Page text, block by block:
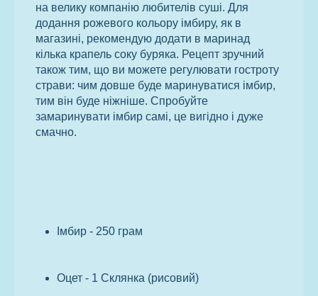
на велику компанію любителів суші. Для
додання рожевого кольору імбиру, як в
магазині, рекомендую додати в маринад
кілька крапель соку буряка. Рецепт зручний
також тим, що ви можете регулювати гостроту
страви: чим довше буде маринуватися імбир,
тим він буде ніжніше. Спробуйте
замаринувати імбир самі, це вигідно і дуже
смачно.
Імбир - 250 грам
Оцет - 1 Склянка (рисовий)